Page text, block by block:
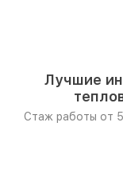
Лучшие
Стаж работы от